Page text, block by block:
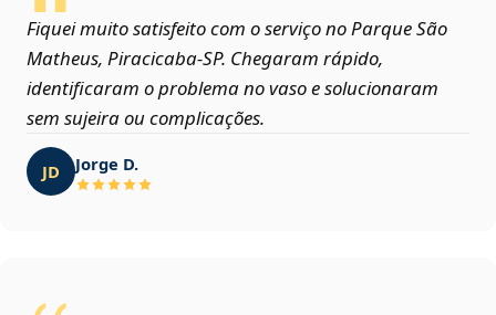
Fiquei muito satisfeito com o serviço no Parque São
Matheus, Piracicaba‑SP. Chegaram rápido,
identificaram o problema no vaso e solucionaram
sem sujeira ou complicações.
JD Jorge D.